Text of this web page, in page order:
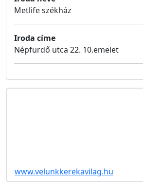
Metlife székház
Iroda címe
Népfürdő utca 22. 10.emelet
www.velunkkerekavilag.hu